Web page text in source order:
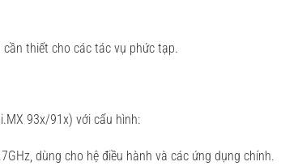
thiết cho các tác vụ phức tạp.
93x/91x) với cấu hình:
dùng cho hệ điều hành và các ứng dụng chính.